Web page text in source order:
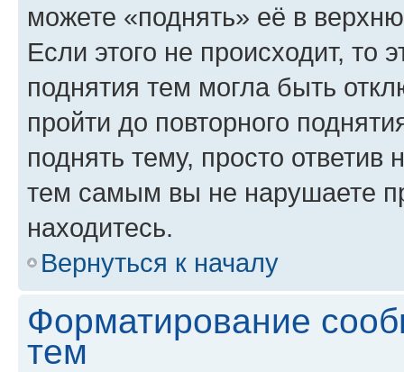
можете «поднять» её в
Если этого не происходит, то
поднятия тем могла быть
пройти до повторного
поднять тему, просто ответив
тем самым вы не нарушаете
находитесь.
Вернуться к началу
Форматирование
тем